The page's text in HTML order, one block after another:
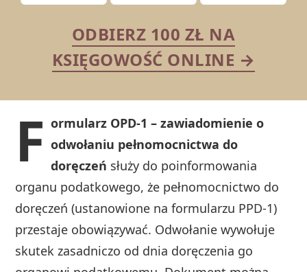
ODBIERZ 100 ZŁ NA
KSIĘGOWOŚĆ ONLINE →
F ormularz OPD-1 – zawiadomienie o
odwołaniu pełnomocnictwa do
doręczeń służy do poinformowania
organu podatkowego, że pełnomocnictwo do
doręczeń (ustanowione na formularzu PPD-1)
przestaje obowiązywać. Odwołanie wywołuje
skutek zasadniczo od dnia doręczenia go